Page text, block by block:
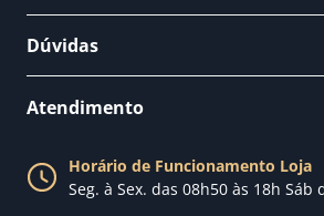
Fale conosco
Nossa loja
Dúvidas
Política de Trocas
Política de Entrega
Atendimento
Horário de Funcionamento Loja
Seg. à Sex. das 08h50 às 18h Sáb